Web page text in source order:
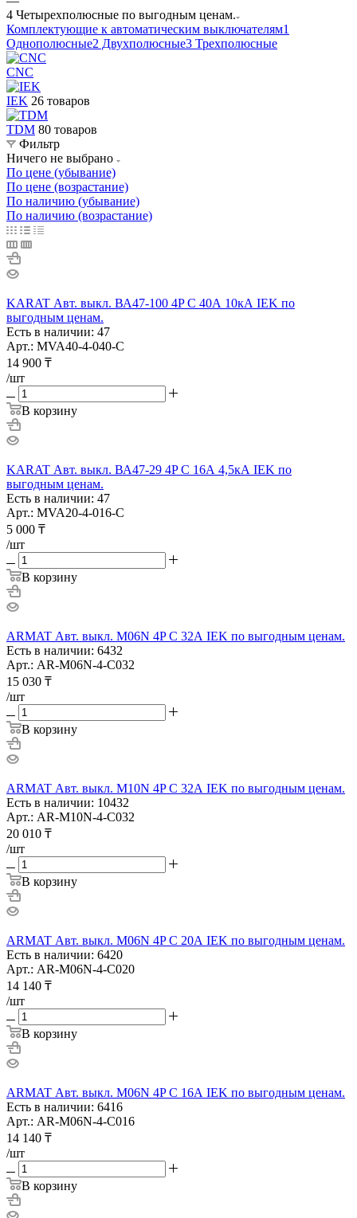
4 Четырехполюсные по выгодным ценам.
Комплектующие к автоматическим выключателям1
Однополюсные2 Двухполюсные3 Трехполюсные
CNC
IEK 26 товаров
TDM 80 товаров
Фильтр
Ничего не выбрано
По цене (убывание)
По цене (возрастание)
По наличию (убывание)
По наличию (возрастание)
KARAT Авт. выкл. ВА47-100 4P C 40А 10кА IEK по
выгодным ценам.
Есть в наличии: 47
Арт.: MVA40-4-040-C
14 900 ₸
/шт
В корзину
KARAT Авт. выкл. ВА47-29 4P C 16А 4,5кА IEK по
выгодным ценам.
Есть в наличии: 47
Арт.: MVA20-4-016-C
5 000 ₸
/шт
В корзину
ARMAT Авт. выкл. M06N 4P C 32А IEK по выгодным ценам.
Есть в наличии: 6432
Арт.: AR-M06N-4-C032
15 030 ₸
/шт
В корзину
ARMAT Авт. выкл. M10N 4P C 32А IEK по выгодным ценам.
Есть в наличии: 10432
Арт.: AR-M10N-4-C032
20 010 ₸
/шт
В корзину
ARMAT Авт. выкл. M06N 4P C 20А IEK по выгодным ценам.
Есть в наличии: 6420
Арт.: AR-M06N-4-C020
14 140 ₸
/шт
В корзину
ARMAT Авт. выкл. M06N 4P C 16А IEK по выгодным ценам.
Есть в наличии: 6416
Арт.: AR-M06N-4-C016
14 140 ₸
/шт
В корзину